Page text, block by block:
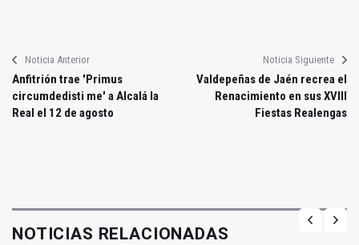
Noticia Anterior
Anfitrión trae 'Primus
circumdedisti me' a Alcalá la
Real el 12 de agosto
Noticia Siguiente
Valdepeñas de Jaén recrea el
Renacimiento en sus XVIII
Fiestas Realengas
NOTICIAS RELACIONADAS